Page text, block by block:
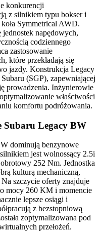
konkurencji
z silnikiem typu bokser i
Symmetrical AWD.
napędowych,
codziennego
zastosowanie
które przekładają się
jazdy. Konstrukcja Legacy
(SGP), zapewniającej
prowadzenia. Inżynierowie
właściwości
komfortu podróżowania.
Subaru Legacy BW
dominują benzynowe
jest wolnossący 2.5i
252 Nm. Jednostka
kulturą mechaniczną,
szczycie oferty znajduje
mocy 260 KM i momencie
lepsze osiągi i
z bezstopniową
zoptymalizowana pod
przełożeń.